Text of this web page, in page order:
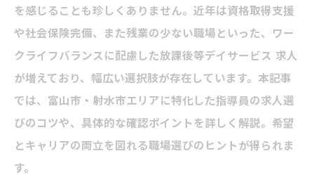
を感じることも珍しくありません。近年は資格取得支援
や社会保険完備、また残業の少ない職場といった、ワー
クライフバランスに配慮した放課後等デイサービス 求人
が増えており、幅広い選択肢が存在しています。本記事
では、富山市・射水市エリアに特化した指導員の求人選
びのコツや、具体的な確認ポイントを詳しく解説。希望
とキャリアの両立を図れる職場選びのヒントが得られま
す。